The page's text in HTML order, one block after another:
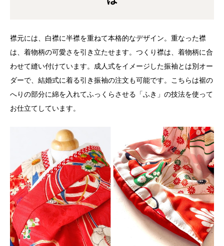
襟元には、白襟に半襟を重ねて本格的なデザイン。重なった襟
は、着物柄の可愛さを引き立たせます。つくり襟は、着物柄に合
わせて縫い付けています。成人式をイメージした振袖とは別オー
ダーで、結婚式に着る引き振袖の注文も可能です。こちらは裾の
へりの部分に綿を入れてふっくらさせる「ふき」の技法を使って
お仕立てしています。